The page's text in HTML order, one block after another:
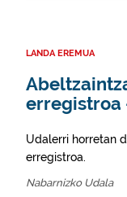
LANDA EREMUA
erregistroa
Udalerri horretan
erregistroa.
Nabarnizko Udala